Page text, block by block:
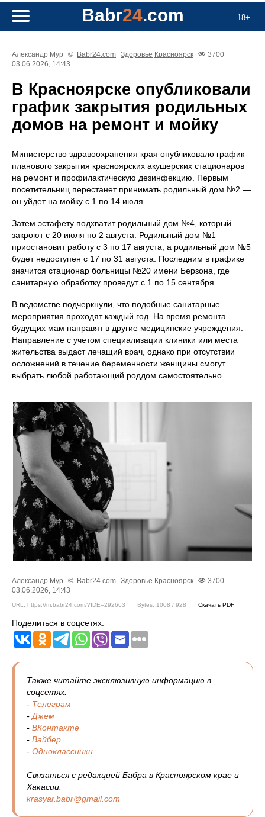
18+
Babr24.com
Александр Мур © Babr24.com Здоровье Красноярск
3700
03.06.2026, 14:43
В Красноярске опубликовали
график закрытия родильных
домов на ремонт и мойку
Министерство здравоохранения края опубликовало график
планового закрытия красноярских акушерских стационаров
на ремонт и профилактическую дезинфекцию. Первым
посетительниц перестанет принимать родильный дом №2 —
он уйдет на мойку с 1 по 14 июля.
Затем эстафету подхватит родильный дом №4, который
закроют с 20 июля по 2 августа. Родильный дом №1
приостановит работу с 3 по 17 августа, а родильный дом №5
будет недоступен с 17 по 31 августа. Последним в графике
значится стационар больницы №20 имени Берзона, где
санитарную обработку проведут с 1 по 15 сентября.
В ведомстве подчеркнули, что подобные санитарные
мероприятия проходят каждый год. На время ремонта
будущих мам направят в другие медицинские учреждения.
Направление с учетом специализации клиники или места
жительства выдаст лечащий врач, однако при отсутствии
осложнений в течение беременности женщины смогут
выбрать любой работающий роддом самостоятельно.
Александр Мур © Babr24.com Здоровье Красноярск
3700
03.06.2026, 14:43
URL: https://m.babr24.com/?IDE=292663 Bytes: 1008 / 928 Скачать PDF
Поделиться в соцсетях:
Также читайте эксклюзивную информацию в
соцсетях:
- Телеграм
-Джем
- ВКонтакте
- Вайбер
- Одноклассники
Связаться с редакцией Бабра в Красноярском крае и
Хакасии:
krasyar.babr@gmail.com